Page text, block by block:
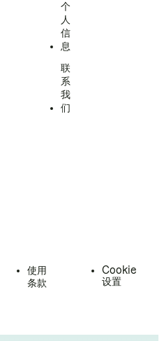
个
人
信
息
联
系
我
们
使用
条款
Cookie
设置